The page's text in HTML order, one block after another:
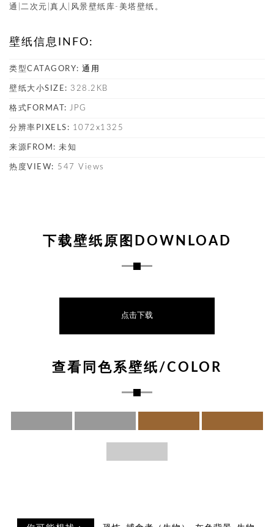
通|二次元|真人|风景壁纸库-美塔壁纸。
壁纸信息INFO:
类型CATAGORY: 通用
壁纸大小SIZE: 328.2KB
格式FORMAT: JPG
分辨率PIXELS: 1072x1325
来源FROM: 未知
热度VIEW: 547 Views
下载壁纸原图DOWNLOAD
点击下载
查看同色系壁纸/COLOR